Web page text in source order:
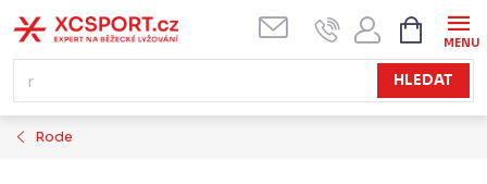
na
obsah
HLEDAT
KOŠÍK
Rode